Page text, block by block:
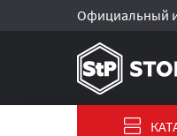
Официальный